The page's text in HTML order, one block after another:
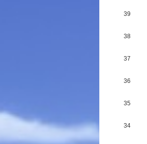
39
38
37
36
35
34